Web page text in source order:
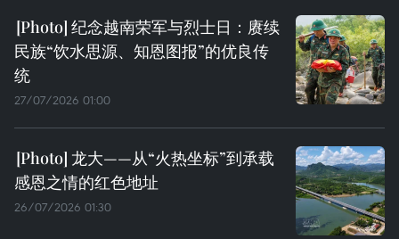
纪念越南荣军与烈士日：赓续
民族“饮水思源、知恩图报”的优良传
统
27/07/2026 01:00
龙大——从“火热坐标”到承载
感恩之情的红色地址
26/07/2026 01:30